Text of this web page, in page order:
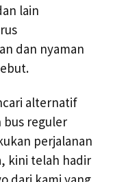
lain
dan nyaman
alternatif
bus reguler
perjalanan
kini telah hadir